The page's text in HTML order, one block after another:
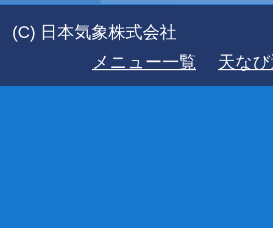
(C) 日本気象株式会社
メニュー一覧
天な